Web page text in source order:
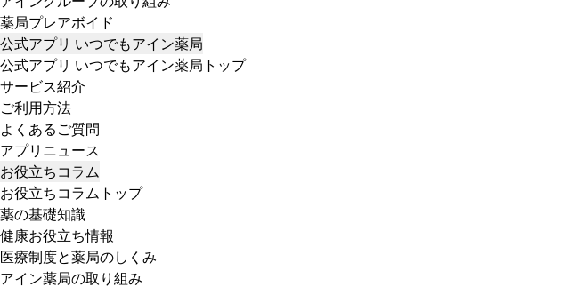
薬局プレアボイド
公式アプリ いつでもアイン薬局
公式アプリ いつでもアイン薬局トップ
サービス紹介
ご利用方法
よくあるご質問
アプリニュース
お役立ちコラム
お役立ちコラムトップ
薬の基礎知識
健康お役立ち情報
医療制度と薬局のしくみ
アイン薬局の取り組み